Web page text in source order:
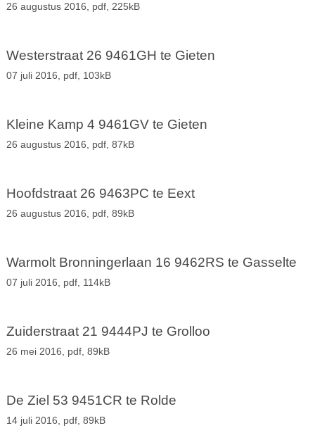
26 augustus 2016, pdf, 225kB
Westerstraat 26 9461GH te Gieten
07 juli 2016, pdf, 103kB
Kleine Kamp 4 9461GV te Gieten
26 augustus 2016, pdf, 87kB
Hoofdstraat 26 9463PC te Eext
26 augustus 2016, pdf, 89kB
Warmolt Bronningerlaan 16 9462RS te Gasselte
07 juli 2016, pdf, 114kB
Zuiderstraat 21 9444PJ te Grolloo
26 mei 2016, pdf, 89kB
De Ziel 53 9451CR te Rolde
14 juli 2016, pdf, 89kB